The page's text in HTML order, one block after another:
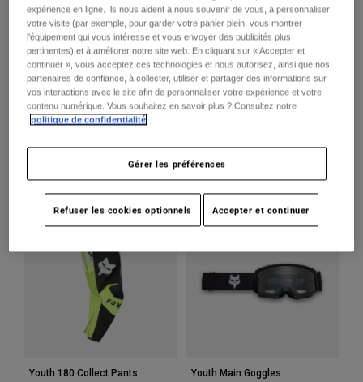
Pants
Goggles
Guards & Protection
Gloves
Jackets & Hydration Vests
Base Layers
Socks
Replacement Parts
Shorts
Pants
Pads & Protection
Jackets
Goggles
Bottles & Hydration Packs
Socks
Pants
Shorts
Swim
Tout acheter
Womens
Hats
Sweatshirts
Jackets
Tout acheter
Youth V1 Collect Helmet
309,95 C$
Youth 180 Collect Jersey
Youth 180 Collect Pants Youth Main Goggles
expérience en ligne. Ils nous aident à nous souvenir de vous, à personnaliser
votre visite (par exemple, pour garder votre panier plein, vous montrer
l'équipement qui vous intéresse et vous envoyer des publicités plus
pertinentes) et à améliorer notre site web. En cliquant sur « Accepter et
continuer », vous acceptez ces technologies et nous autorisez, ainsi que nos
partenaires de confiance, à collecter, utiliser et partager des informations sur
vos interactions avec le site afin de personnaliser votre expérience et votre
contenu numérique. Vous souhaitez en savoir plus ? Consultez notre
politique de confidentialité
Gérer les préférences
Refuser les cookies optionnels Accepter et continuer